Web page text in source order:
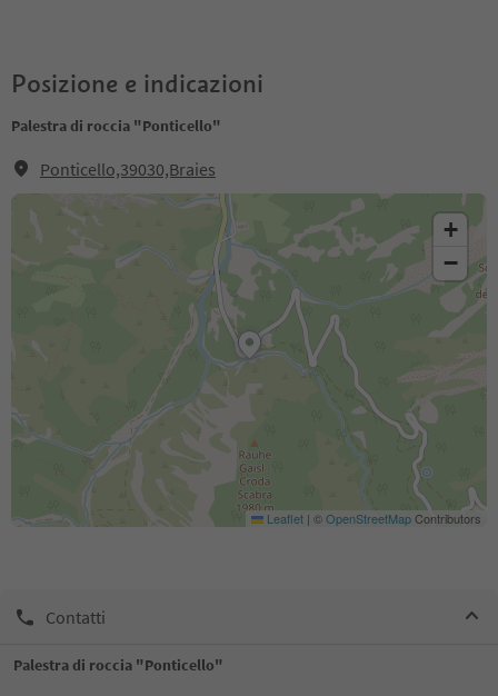
Posizione e indicazioni
Palestra di roccia "Ponticello"
Ponticello,39030,Braies
+
−
Leaflet | ©OpenStreetMapContributors
Contatti
Palestra di roccia "Ponticello"